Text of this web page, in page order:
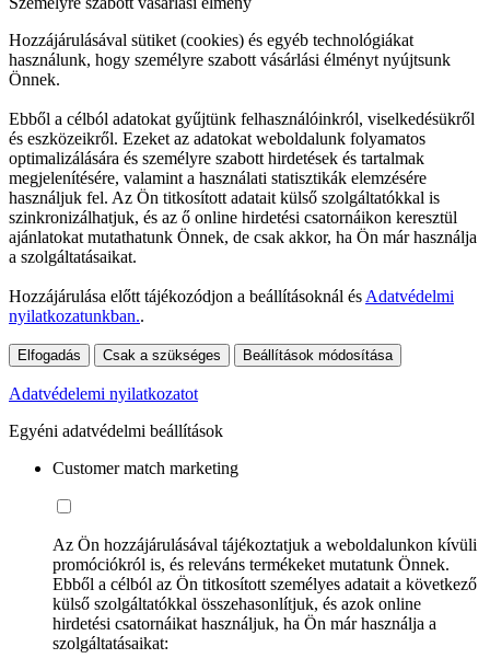
Hozzájárulásával sütiket (cookies) és egyéb technológiákat
használunk, hogy személyre szabott vásárlási élményt nyújtsunk
Önnek.
Ebből a célból adatokat gyűjtünk felhasználóinkról, viselkedésükről
és eszközeikről. Ezeket az adatokat weboldalunk folyamatos
optimalizálására és személyre szabott hirdetések és tartalmak
megjelenítésére, valamint a használati statisztikák elemzésére
használjuk fel. Az Ön titkosított adatait külső szolgáltatókkal is
szinkronizálhatjuk, és az ő online hirdetési csatornáikon keresztül
ajánlatokat mutathatunk Önnek, de csak akkor, ha Ön már használja
a szolgáltatásaikat.
Hozzájárulása előtt tájékozódjon a beállításoknál és Adatvédelmi
nyilatkozatunkban..
Elfogadás Csak a szükséges Beállítások módosítása
Adatvédelemi nyilatkozatot
Egyéni adatvédelmi beállítások
Customer match marketing
Az Ön hozzájárulásával tájékoztatjuk a weboldalunkon kívüli
promóciókról is, és releváns termékeket mutatunk Önnek.
Ebből a célból az Ön titkosított személyes adatait a következő
külső szolgáltatókkal összehasonlítjuk, és azok online
hirdetési csatornáikat használjuk, ha Ön már használja a
szolgáltatásaikat: